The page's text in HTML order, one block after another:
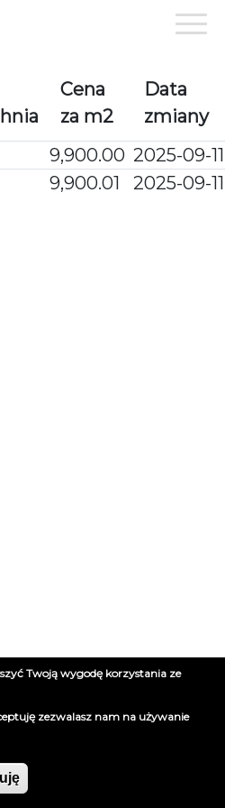
Cena
za m2
Data
zmiany
9,900.00 2025-09-11
9,900.01 2025-09-11
Twoją wygodę korzystania ze
zezwalasz nam na używanie